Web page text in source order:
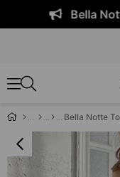
Bella Notte <